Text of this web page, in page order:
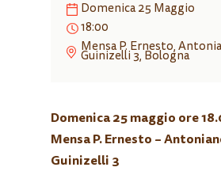
Domenica 25 Maggio
18:00
Mensa P. Ernesto,
Guinizelli 3, Bologna
Domenica 25 maggio ore
Mensa P. Ernesto –
Guinizelli 3